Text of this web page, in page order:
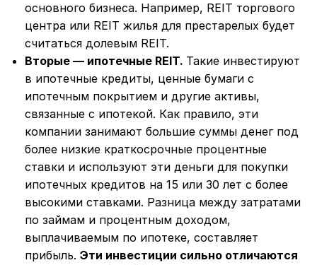
основного бизнеса. Например, REIT торгового
центра или REIT жилья для престарелых будет
считаться долевым REIT.
Вторые — ипотечные REIT. Такие инвестируют
в ипотечные кредиты, ценные бумаги с
ипотечным покрытием и другие активы,
связанные с ипотекой. Как правило, эти
компании занимают большие суммы денег под
более низкие краткосрочные процентные
ставки и используют эти деньги для покупки
ипотечных кредитов на 15 или 30 лет с более
высокими ставками. Разница между затратами
по займам и процентным доходом,
выплачиваемым по ипотеке, составляет
прибыль. Эти инвестиции сильно отличаются